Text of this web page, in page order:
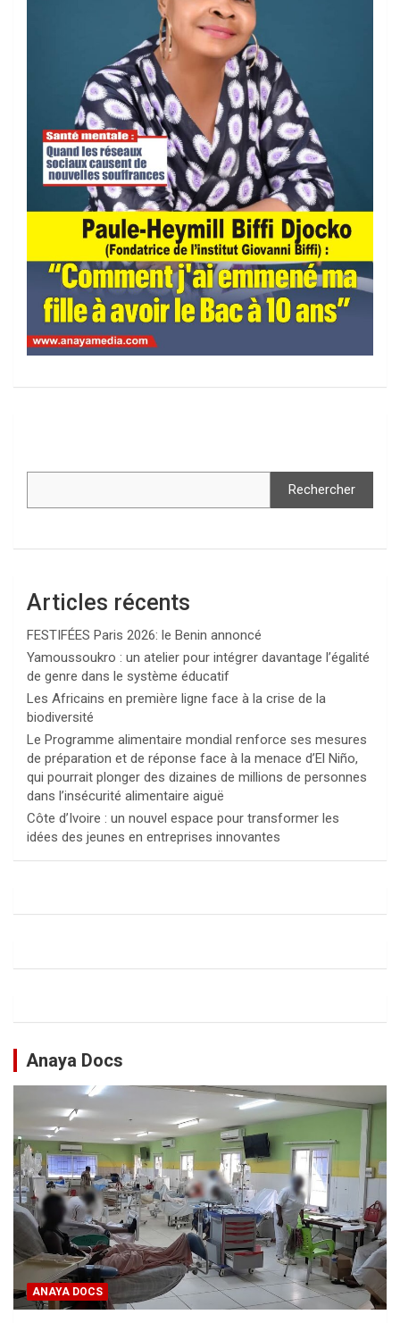
Rechercher
Articles récents
FESTIFÉES Paris 2026: le Benin annoncé
Yamoussoukro : un atelier pour intégrer davantage l’égalité
de genre dans le système éducatif
Les Africains en première ligne face à la crise de la
biodiversité
Le Programme alimentaire mondial renforce ses mesures
de préparation et de réponse face à la menace d’El Niño,
qui pourrait plonger des dizaines de millions de personnes
dans l’insécurité alimentaire aiguë
Côte d’Ivoire : un nouvel espace pour transformer les
idées des jeunes en entreprises innovantes
Anaya Docs
ANAYA DOCS